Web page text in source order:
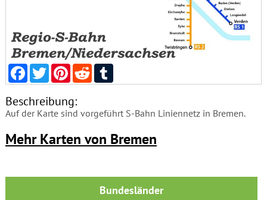
Facebook
TwitterPinterest
RedditTumblr
Beschreibung:
Auf der Karte sind vorgeführt S-Bahn Liniennetz in Bremen.
Mehr Karten von Bremen
Bundesländer